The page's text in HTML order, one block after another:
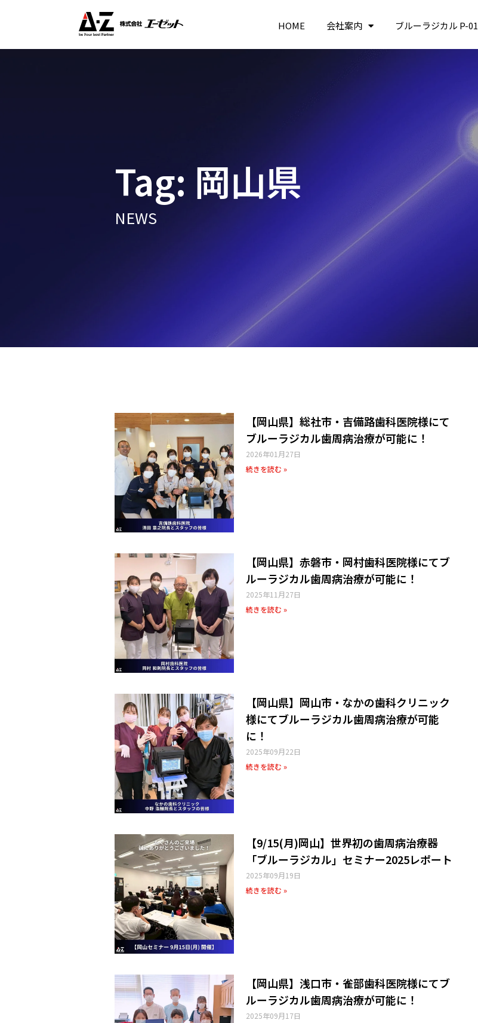
HOME 会社案内 ブルーラジカル P-01
Tag: 岡山県
NEWS
【岡山県】総社市・吉備路歯科医院様にて
ブルーラジカル歯周病治療が可能に！
2026年01月27日
続きを読む »
【岡山県】赤磐市・岡村歯科医院様にてブ
ルーラジカル歯周病治療が可能に！
2025年11月27日
続きを読む »
【岡山県】岡山市・なかの歯科クリニック
様にてブルーラジカル歯周病治療が可能
に！
2025年09月22日
続きを読む »
【9/15(月)岡山】世界初の歯周病治療器
「ブルーラジカル」セミナー2025レポート
2025年09月19日
続きを読む »
【岡山県】浅口市・雀部歯科医院様にてブ
ルーラジカル歯周病治療が可能に！
2025年09月17日